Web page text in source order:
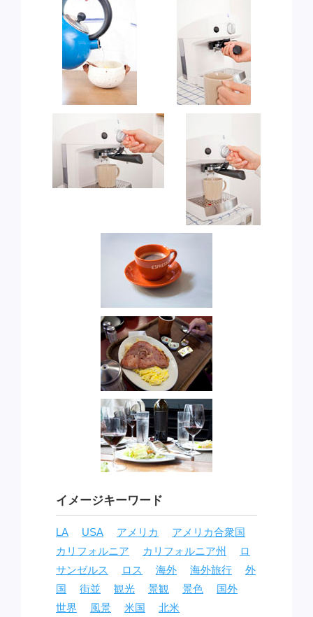
イメージキーワード
LA USA アメリカ
アメリカ合衆国
カリフォルニア
カリフォルニア州
ロ
サンゼルス
ロス 海外 海外旅行
外
国
街並 観光 景観 景色
国外
世界
風景 米国 北米